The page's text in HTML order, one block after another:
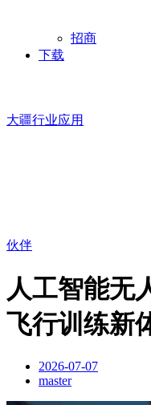
招商
下载
大疆行业应用
伙伴
人工智能无
飞行训练新
2026-07-07
master